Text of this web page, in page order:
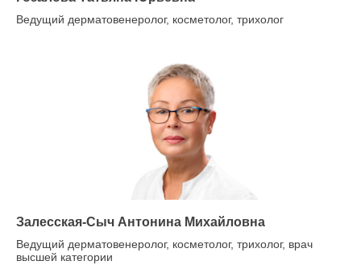
Ведущий дерматовенеролог, косметолог, трихолог
Залесская-Сыч Антонина Михайловна
Ведущий дерматовенеролог, косметолог, трихолог, врач
высшей категории